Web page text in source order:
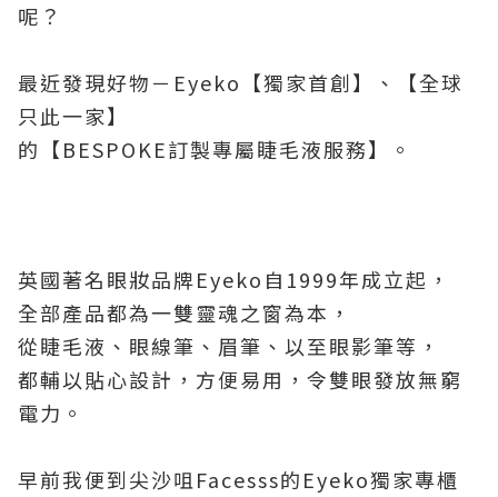
呢？
最近發現好物－Eyeko【獨家首創】、【全球
只此一家】
的【BESPOKE訂製專屬睫毛液服務】。
英國著名眼妝品牌Eyeko自1999年成立起，
全部產品都為一雙靈魂之窗為本，
從睫毛液、眼線筆、眉筆、以至眼影筆等，
都輔以貼心設計，方便易用，令雙眼發放無窮
電力。
早前我便到尖沙咀Facesss的Eyeko獨家專櫃